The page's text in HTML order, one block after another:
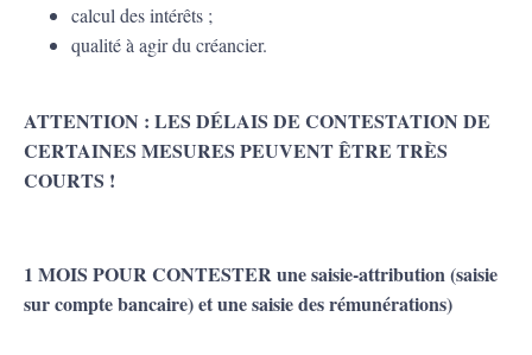
calcul des intérêts ;
qualité à agir du créancier.
ATTENTION : LES DÉLAIS DE CONTESTATION DE
CERTAINES MESURES PEUVENT ÊTRE TRÈS
COURTS !
1 MOIS POUR CONTESTER une saisie-attribution (saisie
sur compte bancaire) et une saisie des rémunérations)